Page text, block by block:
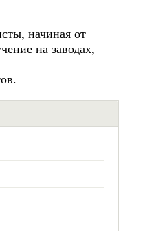
начиная от
на заводах,